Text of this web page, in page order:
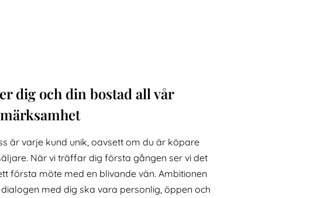
dig och din bostad all vår
är varje kund unik, oavsett om du är köpare
När vi träffar dig första gången ser vi det
första möte med en blivande vän. Ambitionen
med dig ska vara personlig, öppen och